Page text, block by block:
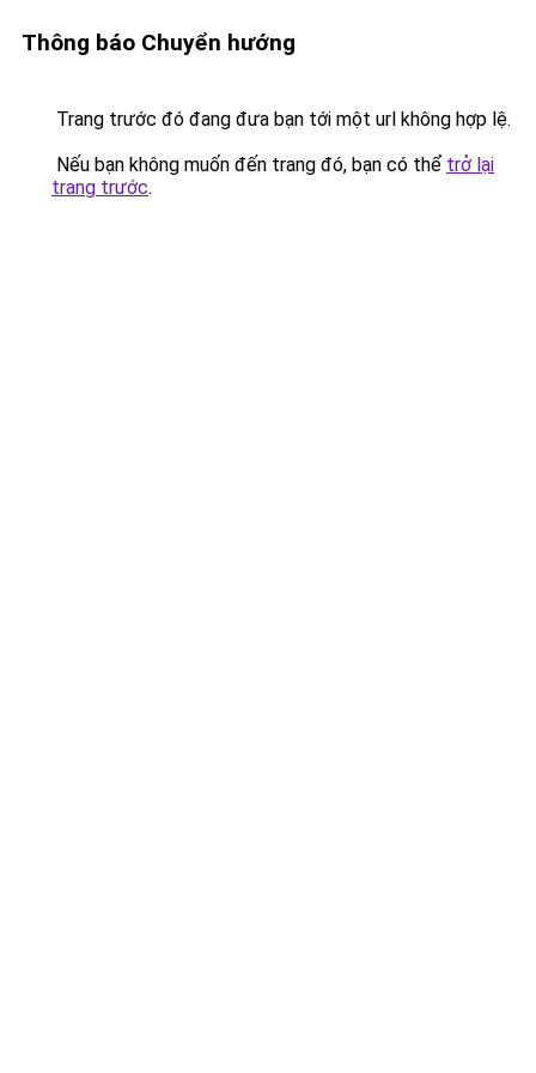
Thông báo Chuyển hướng
Trang trước đó đang đưa bạn tới một url không hợp lệ.
Nếu bạn không muốn đến trang đó, bạn có thể trở lại
trang trước.